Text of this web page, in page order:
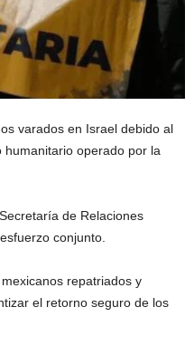
varados en Israel debido al
operado por la
de Relaciones
conjunto.
repatriados y
el retorno seguro de los